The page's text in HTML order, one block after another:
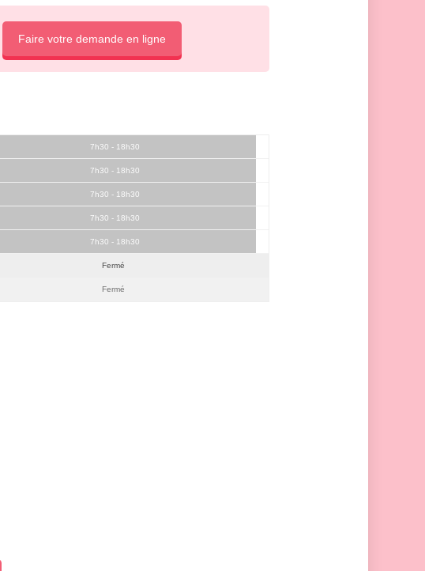
Faire votre demande en ligne
7h30 - 18h30
7h30 - 18h30
7h30 - 18h30
7h30 - 18h30
7h30 - 18h30
Fermé
Fermé